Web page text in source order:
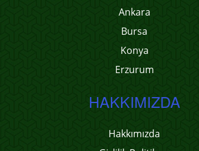
Ankara
Bursa
Konya
Erzurum
HAKKIMIZDA
Hakkımızda